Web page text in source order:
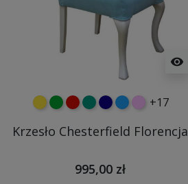
visibility
żółtyzielonyczerwony
turkusowy
granatowy
niebieski
różowy
+17
Krzesło Chesterfield Florencja
995,00 zł